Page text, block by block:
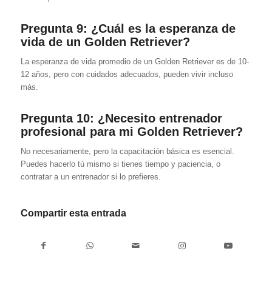
Pregunta 9: ¿Cuál es la esperanza de
vida de un Golden Retriever?
La esperanza de vida promedio de un Golden Retriever es de 10-
12 años, pero con cuidados adecuados, pueden vivir incluso
más.
Pregunta 10: ¿Necesito entrenador
profesional para mi Golden Retriever?
No necesariamente, pero la capacitación básica es esencial.
Puedes hacerlo tú mismo si tienes tiempo y paciencia, o
contratar a un entrenador si lo prefieres.
Compartir esta entrada